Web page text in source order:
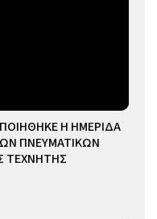
Η ΗΜΕΡΙΔΑ
ΠΝΕΥΜΑΤΙΚΩΝ
ΤΕΧΝΗΤΗΣ